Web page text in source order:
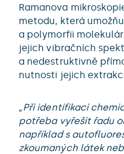
Ramanova
metodu, která
a polymorfii
jejich vibračních
a nedestruktivně
nutnosti jejich
„Při identifikaci
potřeba vyřešit řadu
například s
zkoumaných látek